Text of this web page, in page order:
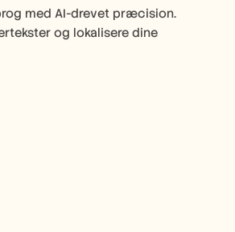
med AI-drevet præcision.
og lokalisere dine